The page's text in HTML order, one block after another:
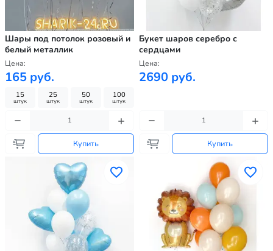
Шары под потолок розовый и
белый металлик
Цена:
165 руб.
15
штук
25
штук
50
штук
100
штук
Купить
Букет шаров серебро с
сердцами
Цена:
2690 руб.
Купить